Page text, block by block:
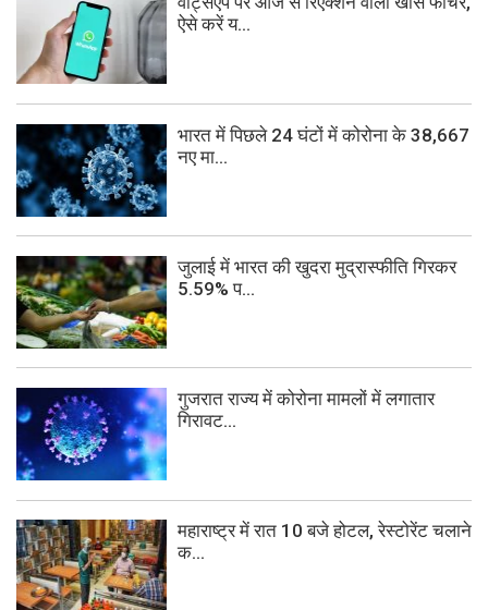
ऐसे करें य...
भारत में पिछले 24 घंटों में कोरोना के 38,667
नए मा...
जुलाई में भारत की खुदरा मुद्रास्फीति गिरकर
5.59% प...
गुजरात राज्य में कोरोना मामलों में लगातार
गिरावट...
महाराष्ट्र में रात 10 बजे होटल, रेस्टोरेंट चलाने
क...